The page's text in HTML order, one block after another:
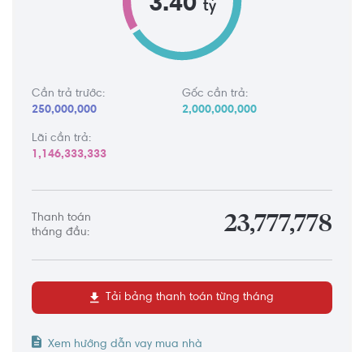
tỷ
Cần trả trước:
250,000,000
Gốc cần trả:
2,000,000,000
Lãi cần trả:
1,146,333,333
Thanh toán
tháng đầu:
23,777,778
Tải bảng thanh toán từng tháng
Xem hướng dẫn vay mua nhà